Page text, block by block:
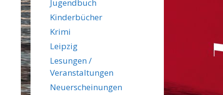
Jugendbuch
Kinderbücher
Krimi
Leipzig
Lesungen /
Veranstaltungen
Neuerscheinungen